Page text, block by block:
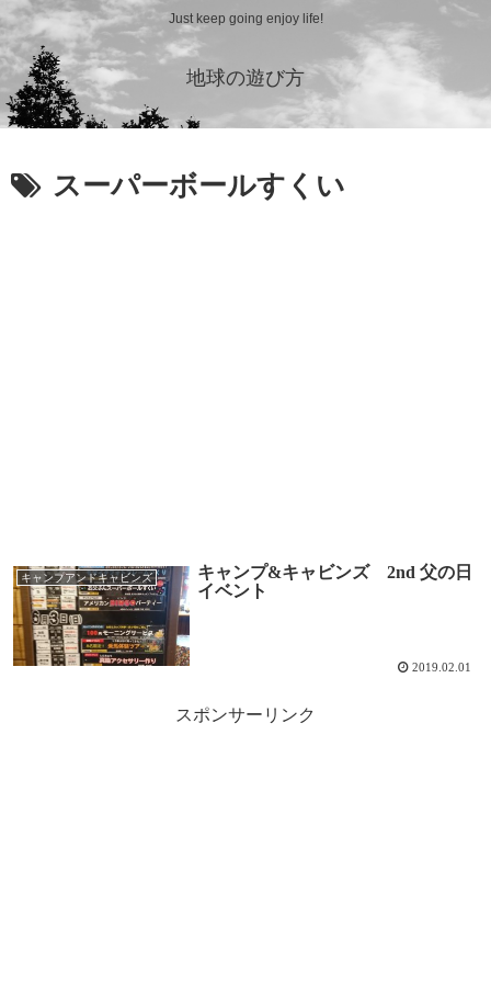
Just keep going enjoy life!
地球の遊び方
スーパーボールすくい
キャンプアンドキャビンズ
キャンプ&キャビンズ 2nd 父の日
イベント
2019.02.01
スポンサーリンク